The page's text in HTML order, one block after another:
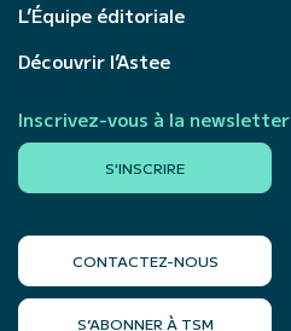
L’Équipe éditoriale
Découvrir l’Astee
Inscrivez-vous à la newsletter
S'INSCRIRE
CONTACTEZ-NOUS
S’ABONNER À TSM